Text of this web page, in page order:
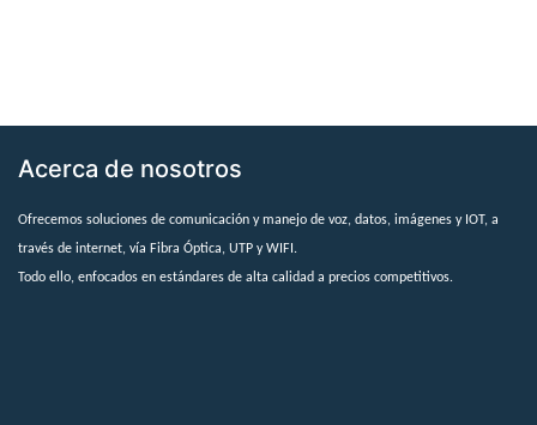
Acerca de nosotros
Ofrecemos soluciones de comunicación y manejo de voz, datos, imágenes y IOT, a
través de internet, vía Fibra Óptica, UTP y WIFI.
Todo ello, enfocados en estándares de alta calidad a precios competitivos.